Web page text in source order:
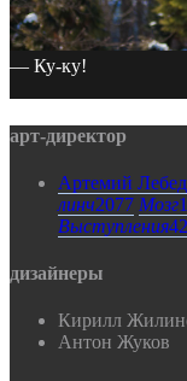
— Ку-ку!
арт-директор
Артемий
линч2077 Мозг
Выступления42
дизайнеры
Кирилл
Антон Жуков